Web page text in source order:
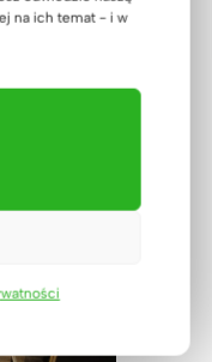
na ich temat - i w